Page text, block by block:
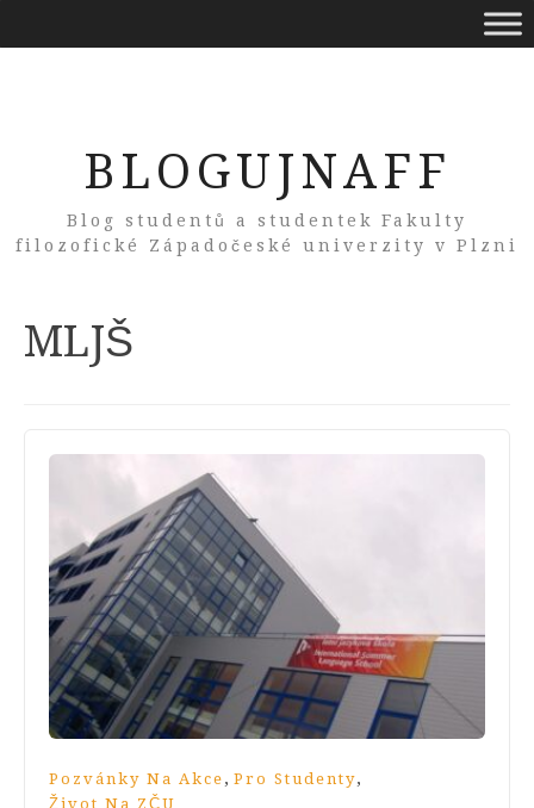
BLOGUJNAFF
Blog studentů a studentek Fakulty
filozofické Západočeské univerzity v Plzni
Tag:
MLJŠ
Pozvánky Na Akce , Pro Studenty,
Život Na ZČU